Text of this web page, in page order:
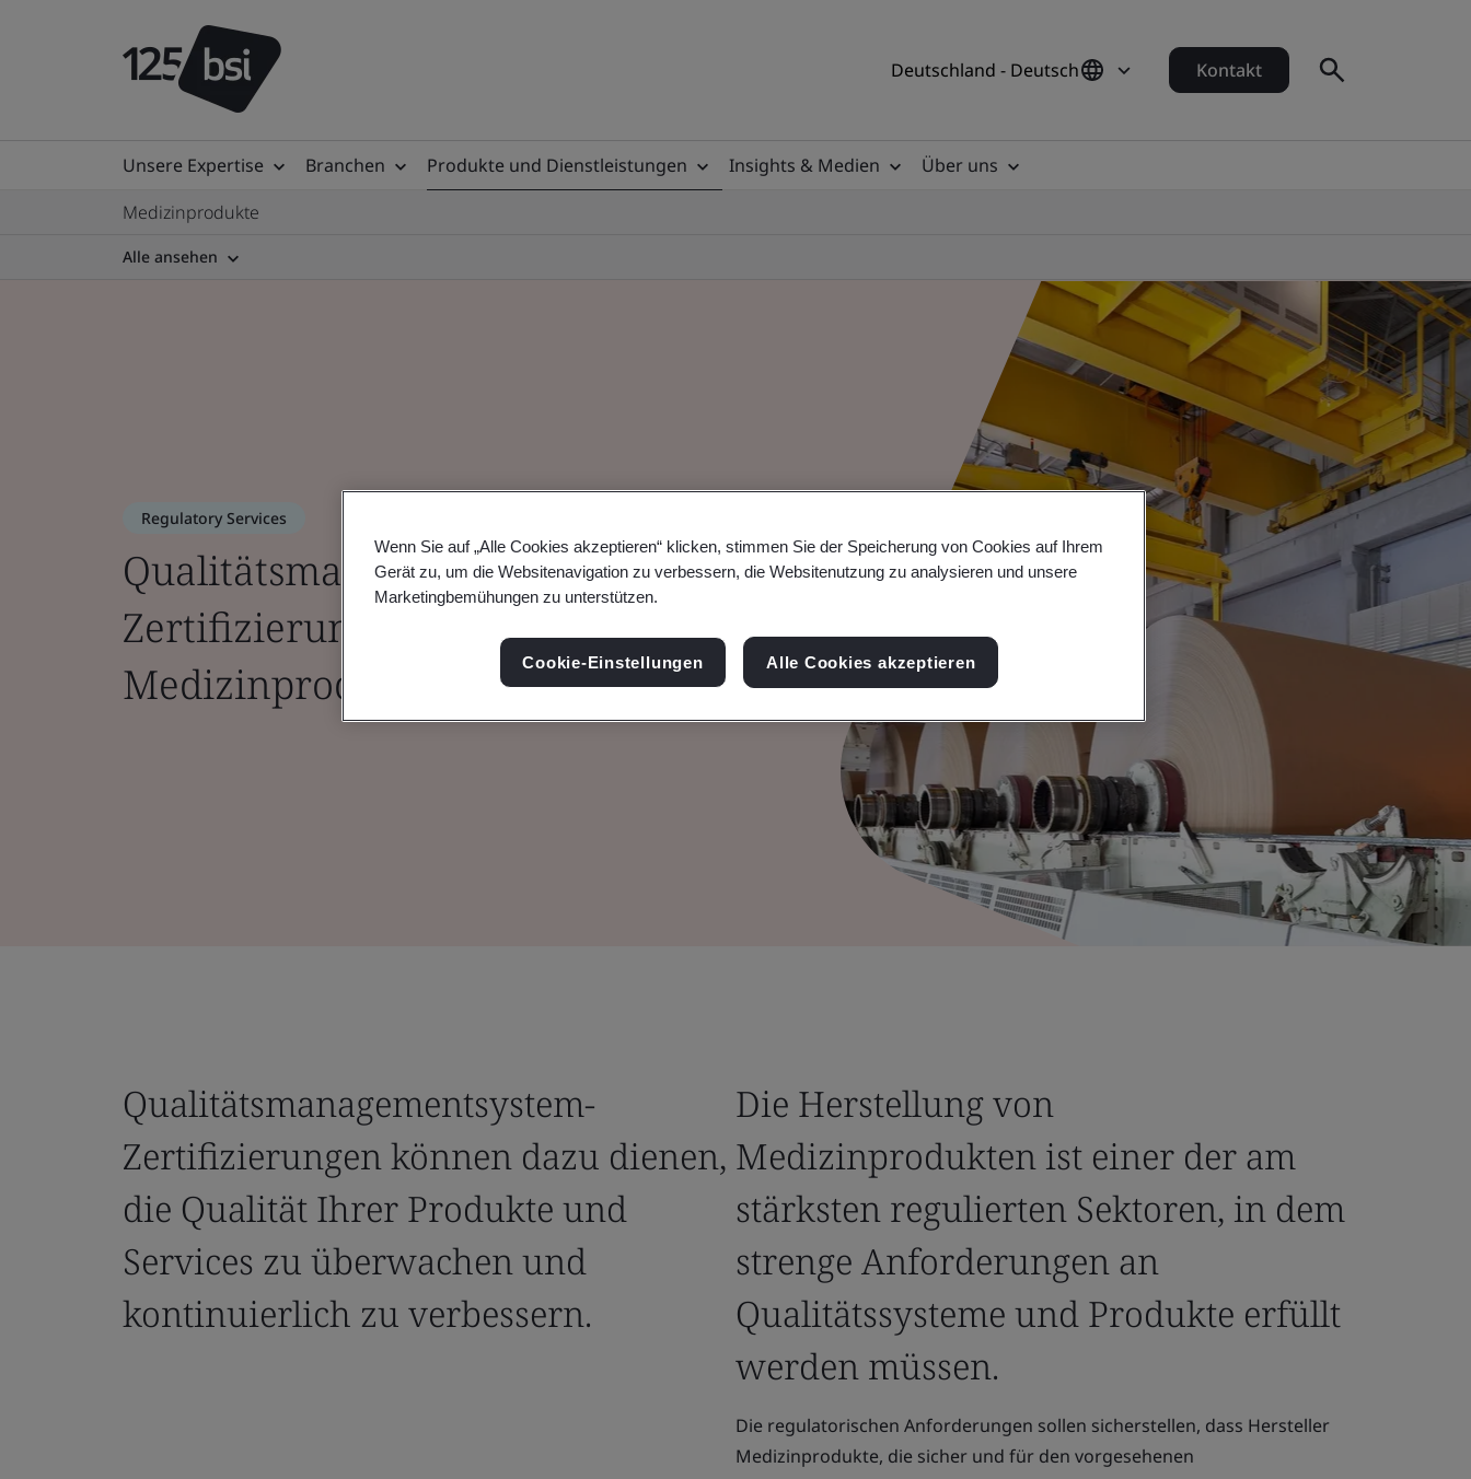
Deutschland - Deutsch Kontakt
Unsere Expertise Branchen Produkte und Dienstleistungen Insights & Medien
Über uns
Medizinprodukte
Alle ansehen
Regulatory Services
Qualitätsmanagementsystem-
Zertifizierungen für
Medizinprodukte
Qualitätsmanagementsystem-
Zertifizierungen können dazu dienen,
die Qualität Ihrer Produkte und
Services zu überwachen und
kontinuierlich zu verbessern.
Die Herstellung von
Medizinprodukten ist einer der am
stärksten regulierten Sektoren, in dem
strenge Anforderungen an
Qualitätssysteme und Produkte erfüllt
werden müssen.
Die regulatorischen Anforderungen sollen sicherstellen, dass Hersteller
Medizinprodukte, die sicher und für den vorgesehenen
Wenn Sie auf „Alle Cookies akzeptieren“ klicken, stimmen Sie der Speicherung von Cookies auf Ihrem
Gerät zu, um die Websitenavigation zu verbessern, die Websitenutzung zu analysieren und unsere
Marketingbemühungen zu unterstützen.
Cookie-Einstellungen Alle Cookies akzeptieren